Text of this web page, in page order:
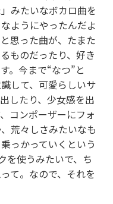
みたいなボカロ曲を
ようにやったんだよ
思った曲が、たまた
ものだったり、好き
。今まで“なつ”と
して、可愛らしいサ
したり、少女感を出
コンポーザーにフォ
荒々しさみたいなも
っかっていくという
を使うみたいで、ち
て。なので、それを